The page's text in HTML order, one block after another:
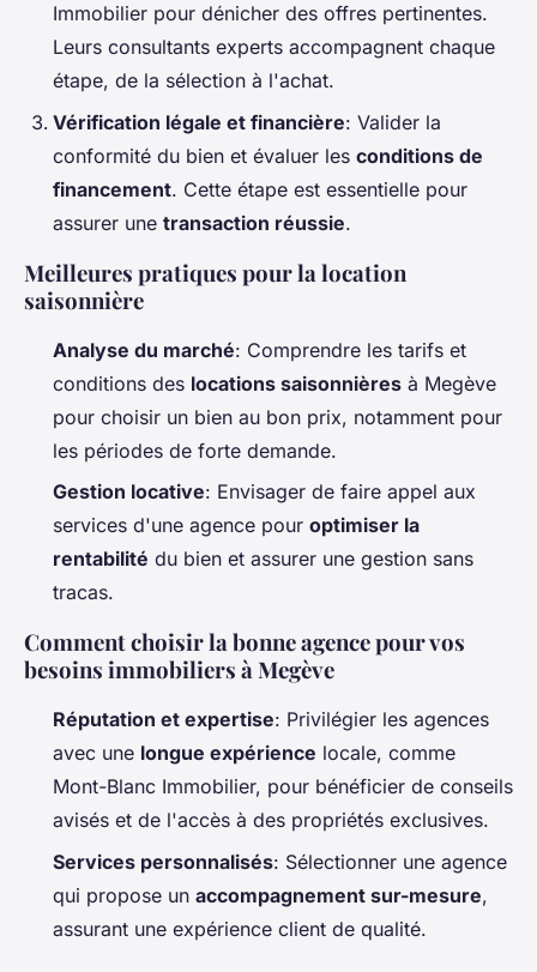
Immobilier pour dénicher des offres pertinentes.
Leurs consultants experts accompagnent chaque
étape, de la sélection à l'achat.
Vérification légale et financière: Valider la
conformité du bien et évaluer les conditions de
financement. Cette étape est essentielle pour
assurer une transaction réussie.
Meilleures pratiques pour la location
saisonnière
Analyse du marché: Comprendre les tarifs et
conditions des locations saisonnières à Megève
pour choisir un bien au bon prix, notamment pour
les périodes de forte demande.
Gestion locative: Envisager de faire appel aux
services d'une agence pour optimiser la
rentabilité du bien et assurer une gestion sans
tracas.
Comment choisir la bonne agence pour vos
besoins immobiliers à Megève
Réputation et expertise: Privilégier les agences
avec une longue expérience locale, comme
Mont-Blanc Immobilier, pour bénéficier de conseils
avisés et de l'accès à des propriétés exclusives.
Services personnalisés: Sélectionner une agence
qui propose un accompagnement sur-mesure,
assurant une expérience client de qualité.